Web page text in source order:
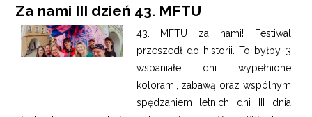
Za nami III dzień 43. MFTU
43. MFTU za nami! Festiwal
przeszedł do historii. To byłby 3
wspaniałe dni wypełnione
kolorami, zabawą oraz wspólnym
spędzaniem letnich dni III dnia